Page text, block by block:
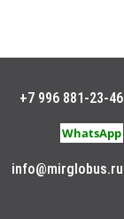
+7 996 881-23-46
WhatsApp
info@mirglobus.ru